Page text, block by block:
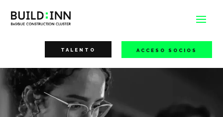
TALENTO ACCESO SOCIOS